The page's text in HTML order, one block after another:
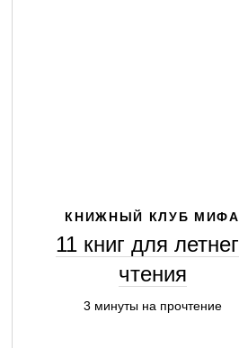
КНИЖНЫЙ КЛУБ МИФА
11 книг для
чтения
3 минуты на прочтение